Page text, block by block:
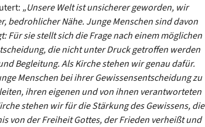
„Unsere Welt ist unsicherer geworden, wir
bedrohlicher Nähe. Junge Menschen sind davon
Für sie stellt sich die Frage nach einem möglichen
die nicht unter Druck getroffen werden
Begleitung. Als Kirche stehen wir genau dafür.
Menschen bei ihrer Gewissensentscheidung zu
ihren eigenen und von ihnen verantworteten
stehen wir für die Stärkung des Gewissens, die
von der Freiheit Gottes, der Frieden verheißt und